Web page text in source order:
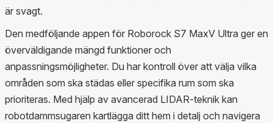
är svagt.
Den medföljande appen för Roborock S7 MaxV Ultra ger en
överväldigande mängd funktioner och
anpassningsmöjligheter. Du har kontroll över att välja vilka
områden som ska städas eller specifika rum som ska
prioriteras. Med hjälp av avancerad LIDAR-teknik kan
robotdammsugaren kartlägga ditt hem i detalj och navigera